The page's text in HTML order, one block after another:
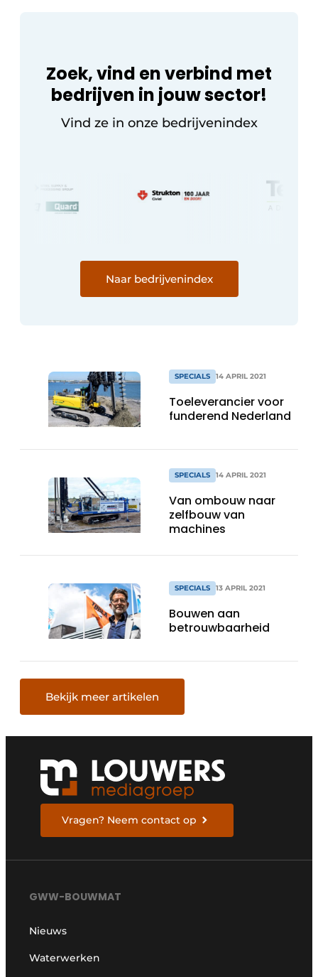
Zoek, vind en verbind met
bedrijven in jouw sector!
Vind ze in onze bedrijvenindex
Naar bedrijvenindex
SPECIALS 14 APRIL 2021
Toeleverancier voor
funderend Nederland
SPECIALS 14 APRIL 2021
Van ombouw naar
zelfbouw van
machines
SPECIALS 13 APRIL 2021
Bouwen aan
betrouwbaarheid
Bekijk meer artikelen
Vragen? Neem contact op
GWW-BOUWMAT
Nieuws
Waterwerken